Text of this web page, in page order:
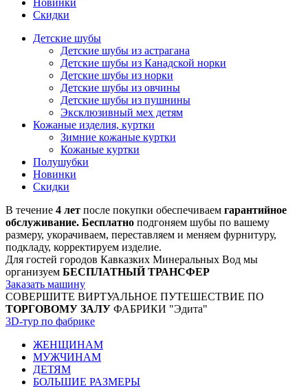
Новинки
Скидки
Детские шубы
Детские шубы из астрагана
Детские шубы из Канадской норки
Детские шубы из норки
Детские шубы из овчины
Детские шубы из пушнины
Эксклюзивный мех детям
Кожаные изделия, куртки
Зимние кожаные куртки
Кожаные куртки
Полушубки
Новинки
Скидки
В течение 4 лет после покупки обеспечиваем гарантийное
обслуживание. Бесплатно подгоняем шубы по вашему
размеру, укорачиваем, переставляем и меняем фурнитуру,
подкладу, корректируем изделие.
Для гостей городов Кавказких Минеральных Вод мы
организуем БЕСПЛАТНЫЙ ТРАНСФЕР
Заказать машину
СОВЕРШИТЕ ВИРТУАЛЬНОЕ ПУТЕШЕСТВИЕ ПО
ТОРГОВОМУ ЗАЛУ ФАБРИКИ "Эдита"
3D-тур по фабрике
ЖЕНЩИНАМ
МУЖЧИНАМ
ДЕТЯМ
БОЛЬШИЕ РАЗМЕРЫ